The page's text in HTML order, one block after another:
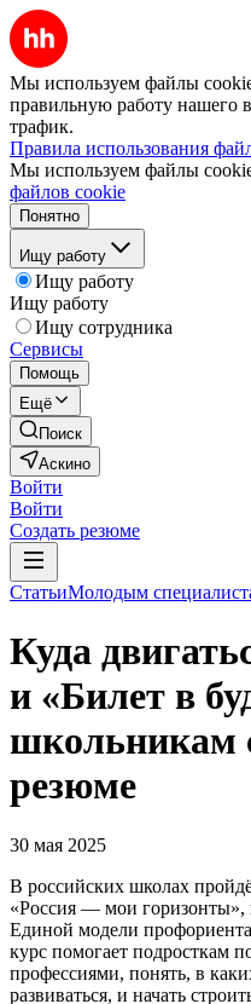
Мы используем файлы
правильную работу нашего
трафик.
Правила использования
Мы используем файлы
файлов cookie
Понятно
Ищу работу
Ищу работу
Ищу работу
Ищу сотрудника
Сервисы
Помощь
Ещё
Поиск
Аскино
Войти
Войти
Создать резюме
СтатьиМолодым
Куда
и «Билет в
школьникам
резюме
30 мая 2025
В российских школах
«Россия — мои горизонты»,
Единой модели
курс помогает подросткам
профессиями, понять, в
развиваться, и начать